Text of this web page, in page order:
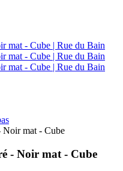
Noir mat - Cube
- Noir mat - Cube